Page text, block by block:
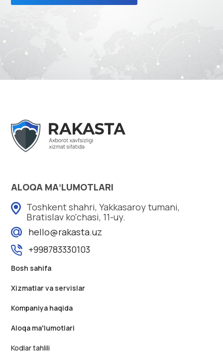
ALOQA MAʼLUMOTLARI
Toshkent shahri, Yakkasaroy tumani,
Bratislav ko'chasi, 11-uy.
hello@rakasta.uz
+998783330103
Bosh sahifa
Xizmatlar va servislar
Kompaniya haqida
Aloqa maʼlumotlari
Kodlar tahlili